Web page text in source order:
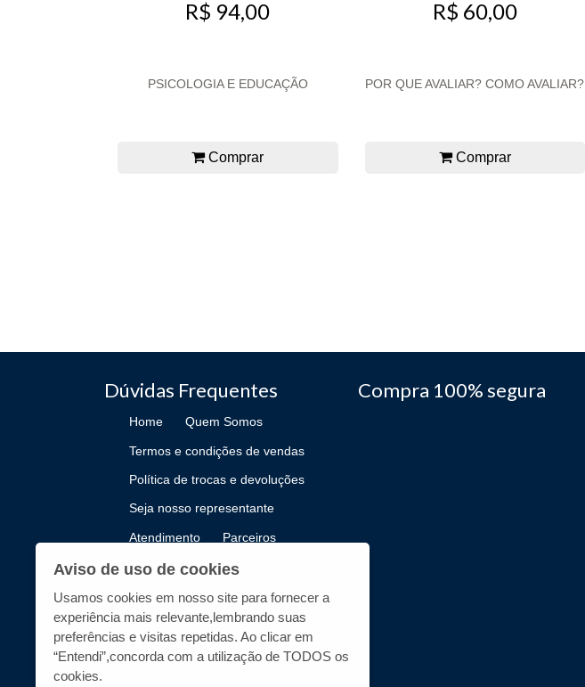
R$ 94,00
PSICOLOGIA E EDUCAÇÃO
Comprar
R$ 60,00
POR QUE AVALIAR? COMO AVALIAR?
Comprar
Dúvidas Frequentes
Home Quem Somos
Termos e condições de vendas
Política de trocas e devoluções
Seja nosso representante
Atendimento Parceiros
Como Publicar
Compra 100% segura
Aviso de uso de cookies
Usamos cookies em nosso site para fornecer a
experiência mais relevante,lembrando suas
preferências e visitas repetidas. Ao clicar em
“Entendi”,concorda com a utilização de TODOS os
cookies.